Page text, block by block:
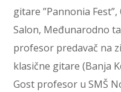
gitare ”Pannonia
Salon, Međunarodno
profesor predavač na
klasične gitare (Banja
Gost profesor u SMŠ